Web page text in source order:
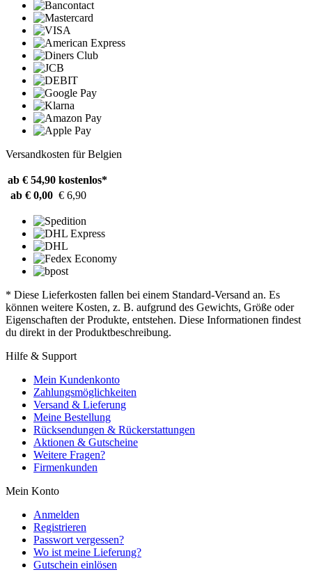
Versandkosten für Belgien
ab € 54,90 kostenlos*
ab € 0,00 € 6,90
* Diese Lieferkosten fallen bei einem Standard-Versand an. Es
können weitere Kosten, z. B. aufgrund des Gewichts, Größe oder
Eigenschaften der Produkte, entstehen. Diese Informationen findest
du direkt in der Produktbeschreibung.
Hilfe & Support
Mein Kundenkonto
Zahlungsmöglichkeiten
Versand & Lieferung
Meine Bestellung
Rücksendungen & Rückerstattungen
Aktionen & Gutscheine
Weitere Fragen?
Firmenkunden
Mein Konto
Anmelden
Registrieren
Passwort vergessen?
Wo ist meine Lieferung?
Gutschein einlösen